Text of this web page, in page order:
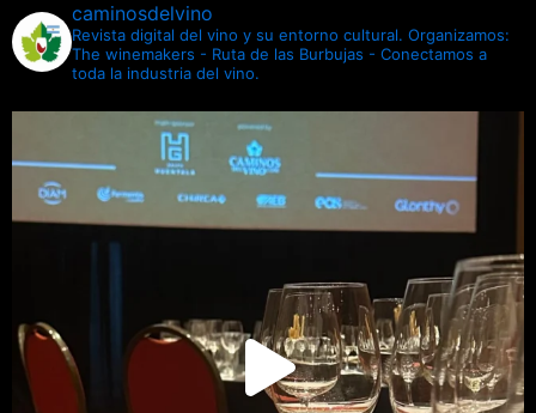
caminosdelvino
Revista digital del vino y su entorno cultural. Organizamos:
The winemakers - Ruta de las Burbujas - Conectamos a
toda la industria del vino.